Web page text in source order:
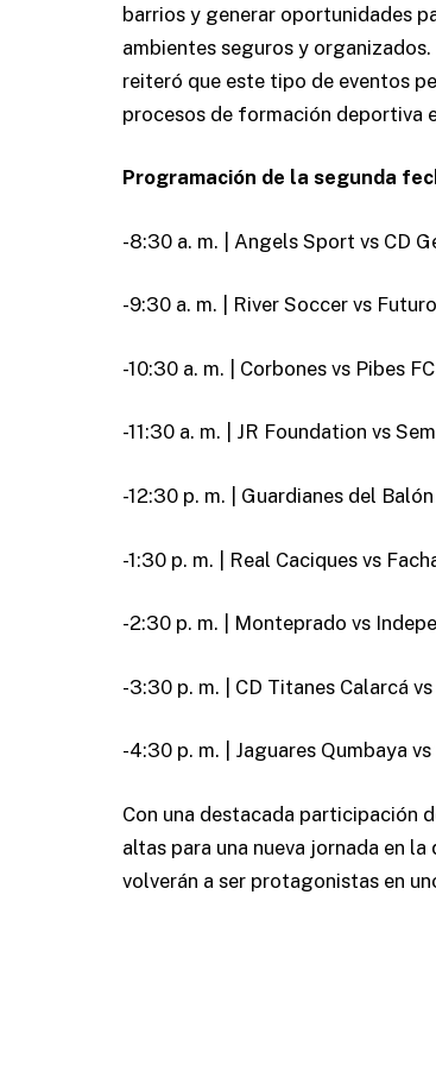
barrios y generar oportunidades
ambientes seguros y
reiteró que este tipo de eventos
procesos de formación deportiva
Programación de la segunda
-8:30 a. m. | Angels Sport vs CD
-9:30 a. m. | River Soccer vs
-10:30 a. m. | Corbones vs Pibes
-11:30 a. m. | JR Foundation vs
-12:30 p. m. | Guardianes del
-1:30 p. m. | Real Caciques vs
-2:30 p. m. | Monteprado vs
-3:30 p. m. | CD Titanes Calarcá
-4:30 p. m. | Jaguares Qumbaya
Con una destacada participación
altas para una nueva jornada en
volverán a ser protagonistas en